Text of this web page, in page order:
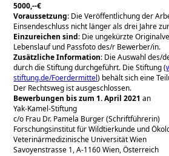
5000,--€
Voraussetzung: Die Veröffentlichung der
Einsendeschluss nicht länger als drei Jahre
Einzureichen sind: Die ungekürzte
Lebenslauf und Passfoto des/r Bewerber/in.
Zusätzliche Information: Die Auswahl des/
durch die Stiftung durchgeführt. Die Stiftung (
stiftung.de/Foerdermittel) behält sich eine
Der Rechtsweg ist ausgeschlossen.
Bewerbungen bis zum 1. April 2021 an
Yak-Kamel-Stiftung
c/o Frau Dr. Pamela Burger (Schriftführerin)
Forschungsinstitut für Wildtierkunde und
Veterinärmedizinische Universität Wien
Savoyenstrasse 1, A-1160 Wien, Österreich